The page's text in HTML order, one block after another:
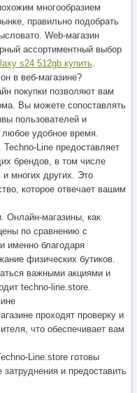
многообразием
правильно подобрать
Web-магазин
ассортиментный выбор
s24 512gb купить.
в веб-магазине?
покупки позволяют вам
Вы можете сопоставлять
пользователей и
удобное время.
Line предоставляет
брендов, в том числе
многих других. Это
которое отвечает вашим
Онлайн-магазины, как
по сравнению с
именно благодаря
физических бутиков.
важными акциями и
techno-line.store.
проходят проверку и
что обеспечивает вам
Line.store готовы
и предоставить